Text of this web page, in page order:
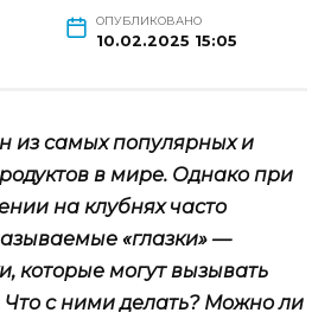
ОПУБЛИКОВАНО
10.02.2025 15:05
из самых популярных и
в мире. Однако при
на клубнях часто
«глазки» —
которые могут вызывать
Что с ними делать? Можно ли